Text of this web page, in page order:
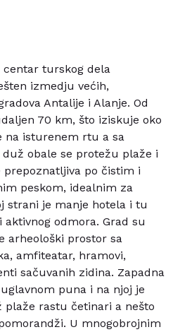
turskog dela
izmedju većih,
Antalije i Alanje. Od
70 km, što iziskuje oko
na isturenem rtu a sa
obale se protežu plaže i
prepoznatljiva po čistim i
peskom, idealnim za
strani je manje hotela i tu
odmora. Grad su
arheološki prostor sa
amfiteatar, hramovi,
sačuvanih zidina. Zapadna
puna i na njoj je
plaže rastu četinari a nešto
U mnogobrojnim